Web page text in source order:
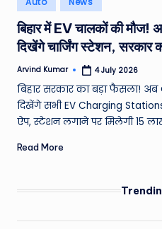
e
a
t
h
er
,
T
c
h
in
बिहार में EV चालकों की
दिखेंगे चार्जिंग स्टेशन, सरकार
Posted
by
Arvind Kumar 4 July 2026
बिहार सरकार का बड़ा फैसला!
दिखेंगे सभी EV Charging
ऐप, स्टेशन लगाने पर मिलेगी 15
Read More